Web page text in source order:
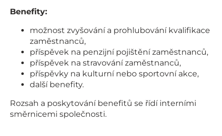
Benefity:
možnost zvyšování a prohlubování kvalifikace
zaměstnanců,
příspěvek na penzijní pojištění zaměstnanců,
příspěvek na stravování zaměstnanců,
příspěvky na kulturní nebo sportovní akce,
další benefity.
Rozsah a poskytování benefitů se řídí interními
směrnicemi společnosti.